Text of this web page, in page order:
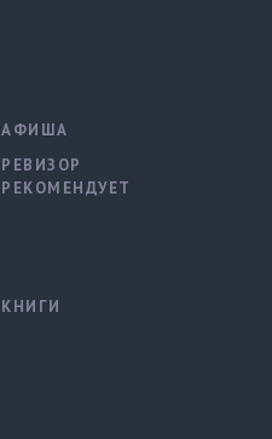
АФИША
РЕВИЗОР
РЕКОМЕНДУЕТ
КНИГИ